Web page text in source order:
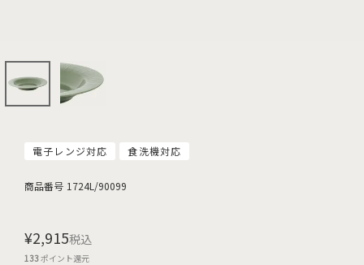
電子レンジ対応 食洗機対応
商品番号 1724L/90099
¥2,915税込
133ポイント還元